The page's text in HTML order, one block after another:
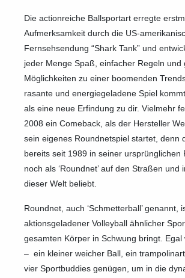
Die actionreiche Ballsportart erregte
Aufmerksamkeit durch die US-
Fernsehsendung “Shark Tank” und
jeder Menge Spaß, einfacher Regeln und
Möglichkeiten zu einer boomenden
rasante und energiegeladene Spiel
als eine neue Erfindung zu dir. Vielmehr
2008 ein Comeback, als der Hersteller
sein eigenes Roundnetspiel startet, denn
bereits seit 1989 in seiner ursprünglichen
noch als ‘Roundnet’ auf den Straßen und
dieser Welt beliebt.
Roundnet, auch ‘Schmetterball’ genannt,
aktionsgeladener Volleyball ähnlicher
gesamten Körper in Schwung bringt. Egal
– ein kleiner weicher Ball, ein
vier Sportbuddies genügen, um in die